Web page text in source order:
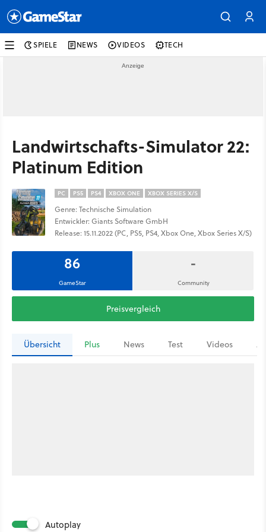
SPIELE NEWS VIDEOS TECH
Landwirtschafts-Simulator 22:
Platinum Edition
PC PS5 PS4 XBOX ONE XBOX SERIES X/S
Genre: Technische Simulation
Entwickler: Giants Software GmbH
Release: 15.11.2022 (PC, PS5, PS4, Xbox One, Xbox Series X/S)
86
GameStar
-
Community
Preisvergleich
Übersicht Plus News Test Videos
Autoplay